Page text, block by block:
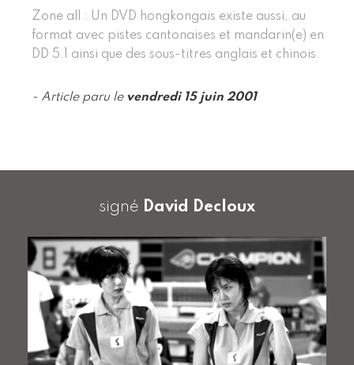
Zone all : Un DVD hongkongais existe aussi, au
format avec pistes cantonaises et mandarin(e) en
DD 5.1 ainsi que des sous-titres anglais et chinois.
- Article paru le vendredi 15 juin 2001
signé David Decloux